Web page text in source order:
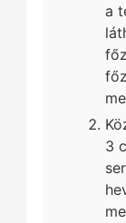
a
3